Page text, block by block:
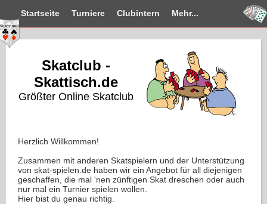
Startseite Turniere Clubintern Mehr...
Skatclub -
Skattisch.de
Größter Online Skatclub
Herzlich Willkommen!
Zusammen mit anderen Skatspielern und der Unterstützung
von skat-spielen.de haben wir ein Angebot für all diejenigen
geschaffen, die mal 'nen zünftigen Skat dreschen oder auch
nur mal ein Turnier spielen wollen.
Hier bist du genau richtig.